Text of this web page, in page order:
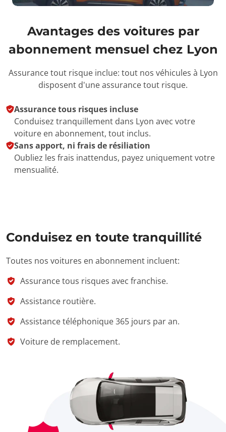
Avantages des voitures par
abonnement mensuel chez Lyon
Assurance tout risque inclue: tout nos véhicules à Lyon
disposent d'une assurance tout risque.
Assurance tous risques incluse
Conduisez tranquillement dans Lyon avec votre
voiture en abonnement, tout inclus.
Sans apport, ni frais de résiliation
Oubliez les frais inattendus, payez uniquement votre
mensualité.
Conduisez en toute tranquillité
Toutes nos voitures en abonnement incluent:
Assurance tous risques avec franchise.
Assistance routière.
Assistance téléphonique 365 jours par an.
Voiture de remplacement.